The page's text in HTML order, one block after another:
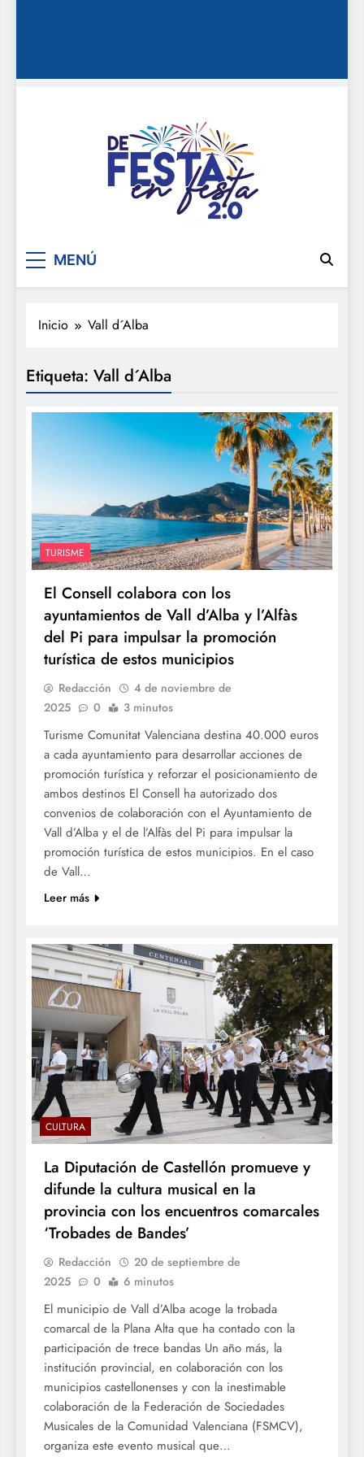
De festa en festa 2.0
MENÚ
Inicio Vall d´Alba
Etiqueta: Vall d´Alba
TURISME
El Consell colabora con los
ayuntamientos de Vall d’Alba y l’Alfàs
del Pi para impulsar la promoción
turística de estos municipios
Redacción
4 de noviembre de
2025
0 3 minutos
Turisme Comunitat Valenciana destina 40.000 euros
a cada ayuntamiento para desarrollar acciones de
promoción turística y reforzar el posicionamiento de
ambos destinos El Consell ha autorizado dos
convenios de colaboración con el Ayuntamiento de
Vall d’Alba y el de l’Alfàs del Pi para impulsar la
promoción turística de estos municipios. En el caso
de Vall…
Leer más
CULTURA
La Diputación de Castellón promueve y
difunde la cultura musical en la
provincia con los encuentros comarcales
‘Trobades de Bandes’
Redacción
20 de septiembre de
2025
0 6 minutos
El municipio de Vall d’Alba acoge la trobada
comarcal de la Plana Alta que ha contado con la
participación de trece bandas Un año más, la
institución provincial, en colaboración con los
municipios castellonenses y con la inestimable
colaboración de la Federación de Sociedades
Musicales de la Comunidad Valenciana (FSMCV),
organiza este evento musical que…